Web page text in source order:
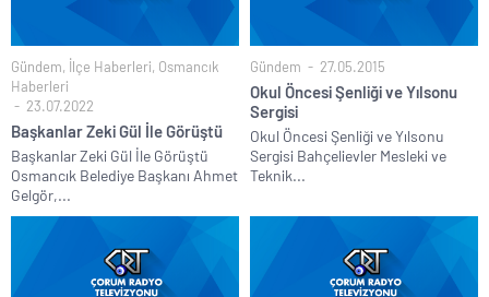
Gündem, İlçe Haberleri, Osmancık
Haberleri
23.07.2022
Başkanlar Zeki Gül İle Görüştü
Başkanlar Zeki Gül İle Görüştü
Osmancık Belediye Başkanı Ahmet
Gelgör,...
Gündem 27.05.2015
Okul Öncesi Şenliği ve Yılsonu
Sergisi
Okul Öncesi Şenliği ve Yılsonu
Sergisi Bahçelievler Mesleki ve
Teknik...